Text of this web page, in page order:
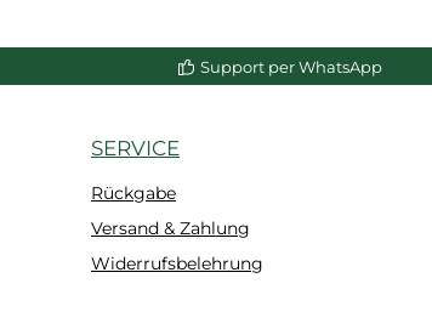
Support per WhatsApp
SERVICE
Rückgabe
Versand & Zahlung
Widerrufsbelehrung